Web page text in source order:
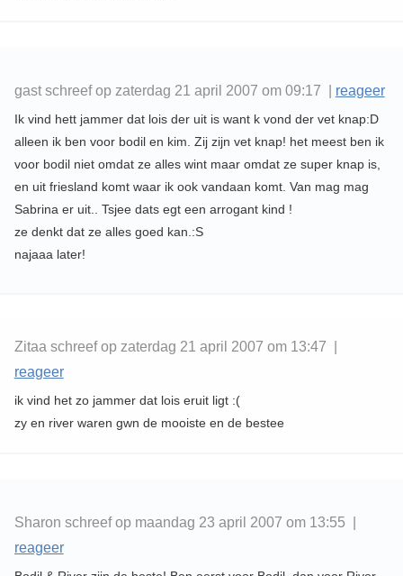
gast schreef op zaterdag 21 april 2007 om 09:17 | reageer
Ik vind hett jammer dat lois der uit is want k vond der vet knap:D
alleen ik ben voor bodil en kim. Zij zijn vet knap! het meest ben ik
voor bodil niet omdat ze alles wint maar omdat ze super knap is,
en uit friesland komt waar ik ook vandaan komt. Van mag mag
Sabrina er uit.. Tsjee dats egt een arrogant kind !
ze denkt dat ze alles goed kan.:S
najaaa later!
Zitaa schreef op zaterdag 21 april 2007 om 13:47 |
reageer
ik vind het zo jammer dat lois eruit ligt :(
zy en river waren gwn de mooiste en de bestee
Sharon schreef op maandag 23 april 2007 om 13:55 |
reageer